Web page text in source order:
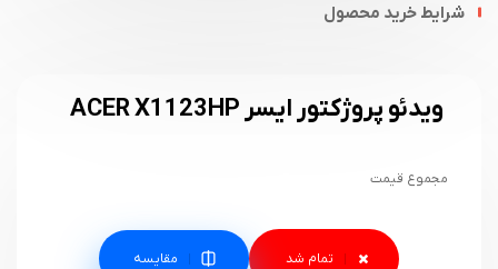
شرایط خرید محصول
ویدئو پروژکتور ایسر ACER X1123HP
مجموع قیمت
مقایسه